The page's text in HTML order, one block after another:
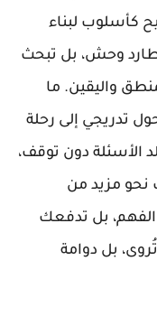
كأسلوب لبناء
وحش، بل تبحث
واليقين. ما
تدريجي إلى رحلة
الأسئلة دون توقف،
نحو مزيد من
بل تدفعك
بل دوامة